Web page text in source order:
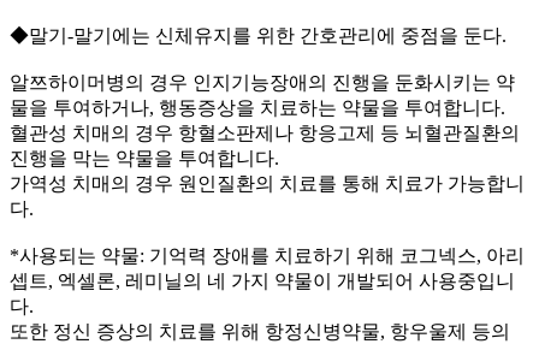
◆말기-말기에는 신체유지를 위한 간호관리에 중점을 둔다.
알쯔하이머병의 경우 인지기능장애의 진행을 둔화시키는 약
물을 투여하거나, 행동증상을 치료하는 약물을 투여합니다.
혈관성 치매의 경우 항혈소판제나 항응고제 등 뇌혈관질환의
진행을 막는 약물을 투여합니다.
가역성 치매의 경우 원인질환의 치료를 통해 치료가 가능합니
다.
*사용되는 약물: 기억력 장애를 치료하기 위해 코그넥스, 아리
셉트, 엑셀론, 레미닐의 네 가지 약물이 개발되어 사용중입니
다.
또한 정신 증상의 치료를 위해 항정신병약물, 항우울제 등의